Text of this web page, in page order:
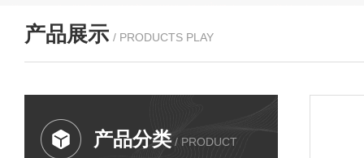
产品展示 / PRODUCTS PLAY
产品分类 / PRODUCT